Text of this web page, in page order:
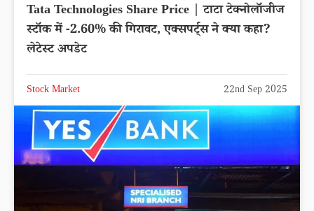
Tata Technologies Share Price | टाटा टेक्नोलॉजीज
स्टॉक में -2.60% की गिरावट, एक्सपर्ट्स ने क्या कहा?
लेटेस्ट अपडेट
Stock Market 22nd Sep 2025